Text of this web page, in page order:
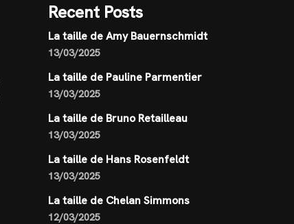
Recent Posts
La taille de Amy Bauernschmidt
13/03/2025
La taille de Pauline Parmentier
13/03/2025
La taille de Bruno Retailleau
13/03/2025
La taille de Hans Rosenfeldt
13/03/2025
La taille de Chelan Simmons
12/03/2025